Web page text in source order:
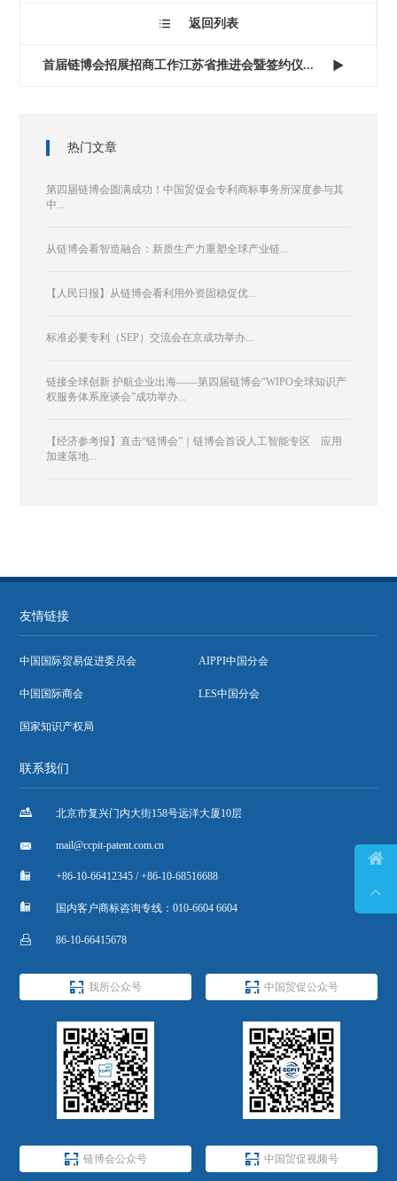
 返回列表
首届链博会招展招商工作江苏省推进会暨签约仪... 
热门文章
第四届链博会圆满成功！中国贸促会专利商标事务所深度参与其
中...
从链博会看智造融合：新质生产力重塑全球产业链...
【人民日报】从链博会看利用外资固稳促优...
标准必要专利（SEP）交流会在京成功举办...
链接全球创新 护航企业出海——第四届链博会“WIPO全球知识产
权服务体系座谈会”成功举办...
【经济参考报】直击“链博会”｜链博会首设人工智能专区 应用
加速落地...
友情链接
中国国际贸易促进委员会 AIPPI中国分会
中国国际商会 LES中国分会
国家知识产权局
联系我们
 北京市复兴门内大街158号远洋大厦10层
 mail@ccpit-patent.com.cn
 +86-10-66412345 / +86-10-68516688
 国内客户商标咨询专线：010-6604 6604
 86-10-66415678
 我所公众号  中国贸促公众号
 链博会公众号  中国贸促视频号

